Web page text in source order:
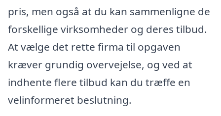
pris, men også at du kan sammenligne de
forskellige virksomheder og deres tilbud.
At vælge det rette firma til opgaven
kræver grundig overvejelse, og ved at
indhente flere tilbud kan du træffe en
velinformeret beslutning.